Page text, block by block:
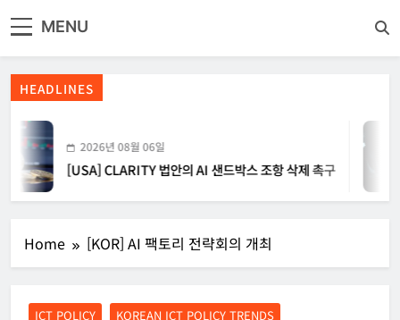
[INTERPOL] 아프리카 사이버 범죄 55%가 AI 이용
[소청백의 노동&사람] 삼성SDS 노동조합 설립을 바라보며
MENU
HEADLINES
2026년 08월 06일
[USA] CLARITY 법안의 AI 샌드박스 조항 삭제 촉구
Home [KOR] AI 팩토리 전략회의 개최
ICT POLICY KOREAN ICT POLICY TRENDS